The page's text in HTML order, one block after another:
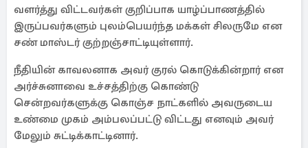
வளர்த்து விட்டவர்கள் குறிப்பாக யாழ்ப்பாணத்தில்
இருப்பவர்களும் புலம்பெயர்ந்த மக்கள் சிலருமே என
சண் மாஸ்டர் குற்றஞ்சாட்டியுள்ளார்.
நீதியின் காவலனாக அவர் குரல் கொடுக்கின்றார் என
அர்ச்சுனாவை உச்சத்திற்கு கொண்டு
சென்றவர்களுக்கு கொஞ்ச நாட்களில் அவருடைய
உண்மை முகம் அம்பலப்பட்டு விட்டது எனவும் அவர்
மேலும் சுட்டிக்காட்டினார்.